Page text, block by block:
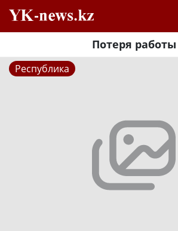
Потеря работы
Республика